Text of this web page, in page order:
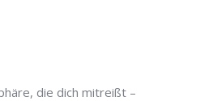
die dich mitreißt –